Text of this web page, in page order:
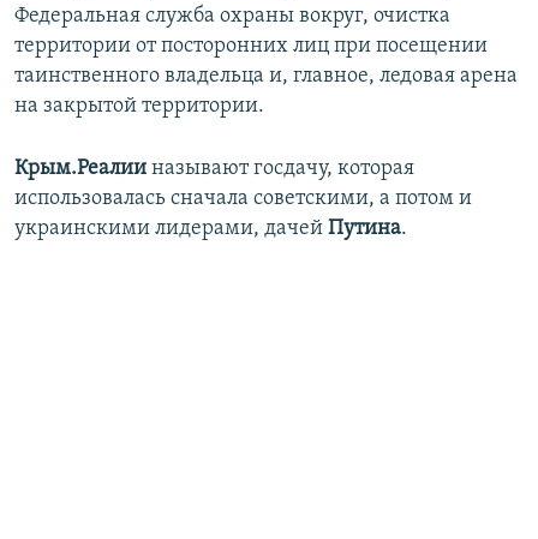
Федеральная служба охраны вокруг, очистка
территории от посторонних лиц при посещении
таинственного владельца и, главное, ледовая арена
на закрытой территории.
Крым.Реалии называют госдачу, которая
использовалась сначала советскими, а потом и
украинскими лидерами, дачей Путина.